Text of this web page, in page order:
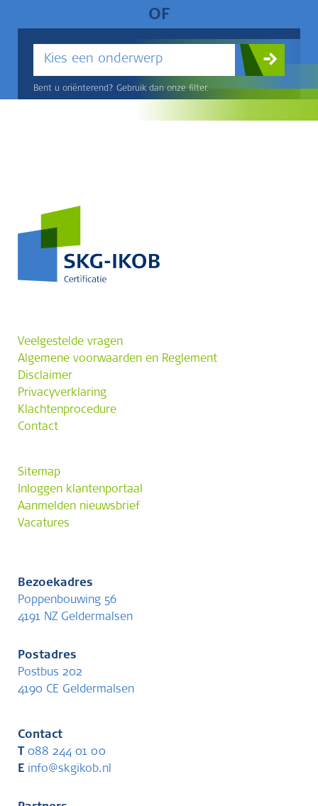
OF
Kies een onderwerp
Bent u oriënterend? Gebruik dan onze filter.
Veelgestelde vragen
Algemene voorwaarden en Reglement
Disclaimer
Privacyverklaring
Klachtenprocedure
Contact
Sitemap
Inloggen klantenportaal
Aanmelden nieuwsbrief
Vacatures
Bezoekadres
Poppenbouwing 56
4191 NZ Geldermalsen
Postadres
Postbus 202
4190 CE Geldermalsen
Contact
088 244 01 00
E info@skgikob.nl